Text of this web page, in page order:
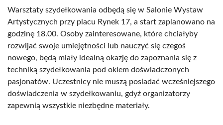
Warsztaty szydełkowania odbędą się w Salonie Wystaw
Artystycznych przy placu Rynek 17, a start zaplanowano na
godzinę 18.00. Osoby zainteresowane, które chciałyby
rozwijać swoje umiejętności lub nauczyć się czegoś
nowego, będą miały idealną okazję do zapoznania się z
techniką szydełkowania pod okiem doświadczonych
pasjonatów. Uczestnicy nie muszą posiadać wcześniejszego
doświadczenia w szydełkowaniu, gdyż organizatorzy
zapewnią wszystkie niezbędne materiały.